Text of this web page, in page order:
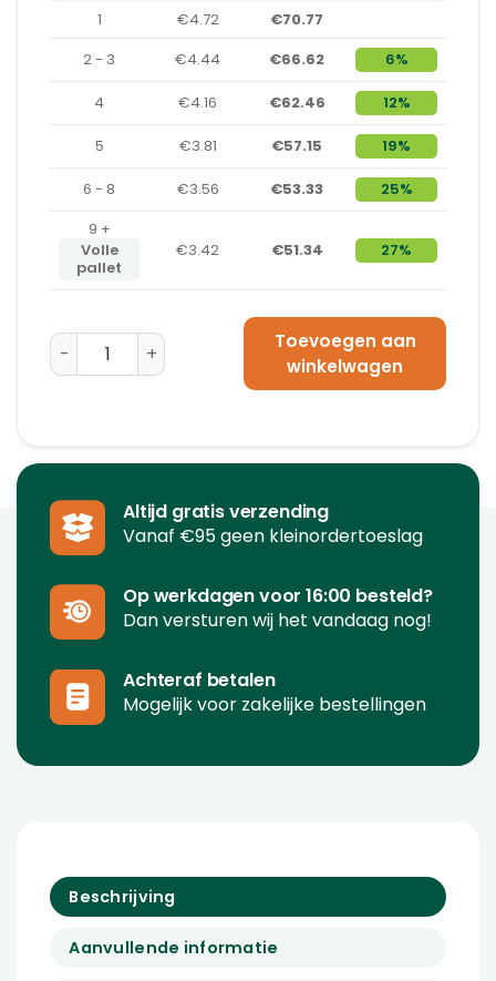
1 €4.72
€70.77
2 - 3
€4.44 €66.62 6%
4 €4.16 €62.46 12%
5 €3.81 €57.15 19%
6 - 8 €3.56 €53.33
25%
9 +
Volle
pallet
€3.42 €51.34 27%
Amerikaanse Vouwdoos 700 x 500 x 500 - BC-Golf
Toevoegen aan
winkelwagen
Altijd gratis verzending
Vanaf €95 geen kleinordertoeslag
Op werkdagen voor 16:00 besteld?
Dan versturen wij het vandaag nog!
Achteraf betalen
Mogelijk voor zakelijke bestellingen
Beschrijving
Aanvullende informatie